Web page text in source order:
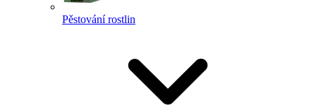
Pěstování rostlin